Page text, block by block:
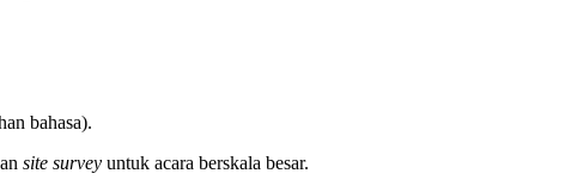
bahasa).
site survey untuk acara berskala besar.